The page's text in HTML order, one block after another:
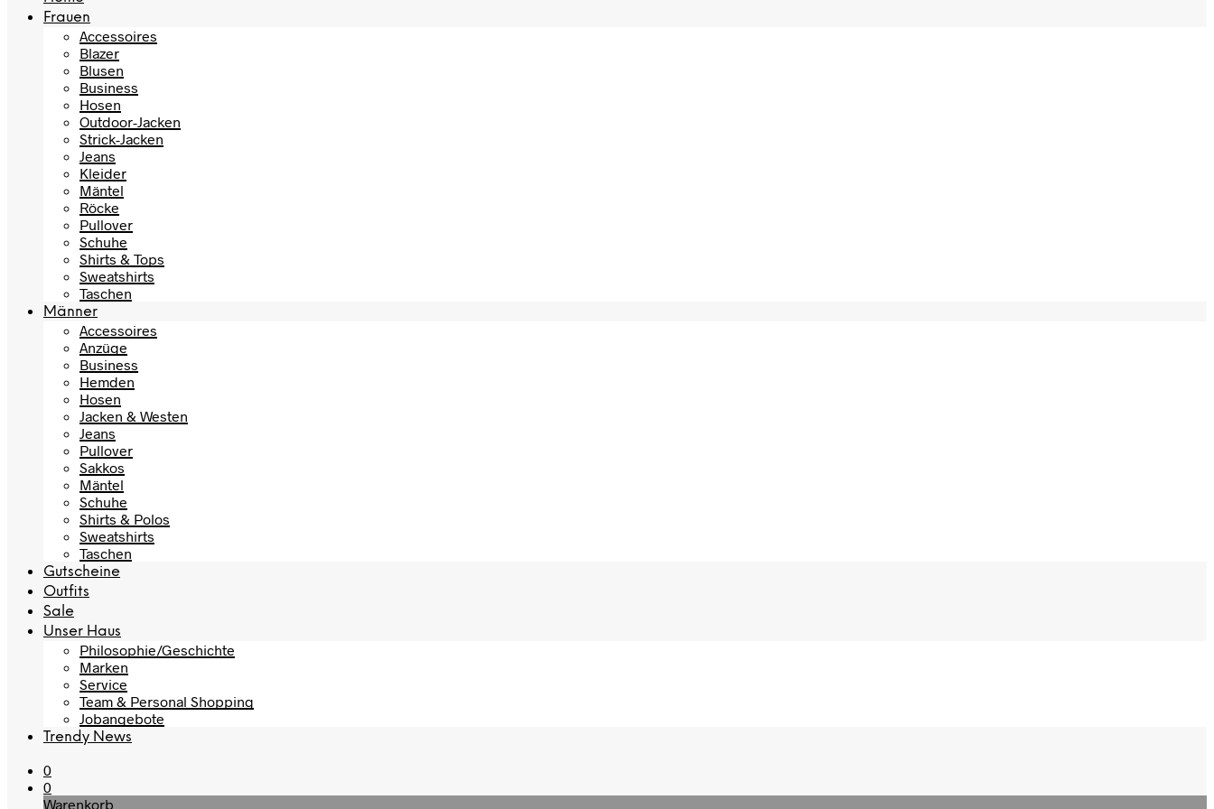
Frauen
Accessoires
Blazer
Blusen
Business
Hosen
Outdoor-Jacken
Strick-Jacken
Jeans
Kleider
Mäntel
Röcke
Pullover
Schuhe
Shirts & Tops
Sweatshirts
Taschen
Männer
Accessoires
Anzüge
Business
Hemden
Hosen
Jacken & Westen
Jeans
Pullover
Sakkos
Mäntel
Schuhe
Shirts & Polos
Sweatshirts
Taschen
Gutscheine
Outfits
Sale
Unser Haus
Philosophie/Geschichte
Marken
Service
Team & Personal Shopping
Jobangebote
Trendy News
0
0
Warenkorb